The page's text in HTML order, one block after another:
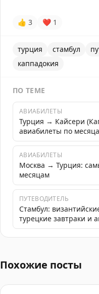
👍 3 ❤ 1
турция стамбул
каппадокия
ПО ТЕМЕ
АВИАБИЛЕТЫ
Турция → Кайсери
авиабилеты по
АВИАБИЛЕТЫ
Москва → Турция:
месяцам
ПУТЕВОДИТЕЛЬ
Стамбул:
турецкие завтраки и
Похожие посты